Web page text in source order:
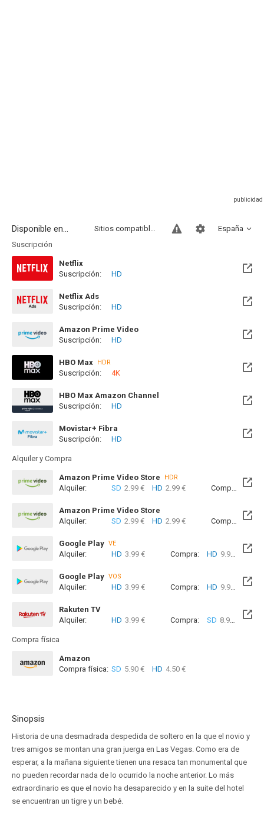
Disponible en... España
Sitios compatibles
Suscripción
Netflix
Suscripción:
HD
Netflix Ads
Suscripción:
HD
Amazon Prime Video
Suscripción:
HD
HBO Max
HDR
Disponible hasta el Sab, 14 Nov 2026 (Quedan 3 meses)
Suscripción: 4K
HBO Max Amazon Channel
Suscripción:
HD
Movistar+ Fibra
Disponible hasta el Sab, 14 Nov 2026 (Quedan 3 meses)
Suscripción: HD
Alquiler y Compra
Amazon Prime Video Store HDR
Alquiler: SD 2.99 € HD 2.99 € Compra: SD
Amazon Prime Video Store
Alquiler:
SD 2.99 € HD 2.99 € Compra: SD
Google Play VE
Alquiler: HD 3.99 € Compra: HD 9.99 €
Google Play VOS
Alquiler: HD 3.99 € Compra: HD 9.99 €
Rakuten TV
Alquiler:
HD 3.99 € Compra: SD 8.99 € HD
Compra física
Amazon
Compra física: SD 5.90 € HD 4.50 €
Sinopsis
Historia de una desmadrada despedida de soltero en la que el novio y
tres amigos se montan una gran juerga en Las Vegas. Como era de
esperar, a la mañana siguiente tienen una resaca tan monumental que
no pueden recordar nada de lo ocurrido la noche anterior. Lo más
extraordinario es que el novio ha desaparecido y en la suite del hotel
se encuentran un tigre y un bebé.